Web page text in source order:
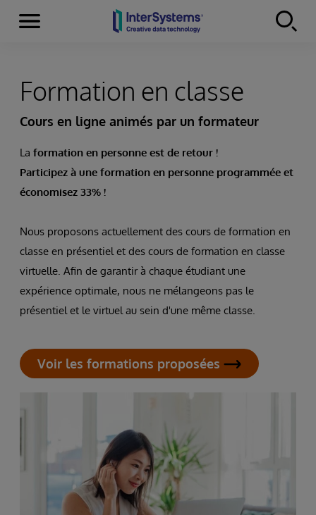
Skip to content
Menu
Formation en classe
Cours en ligne animés par un formateur
La formation en personne est de retour !
Participez à une formation en personne programmée et
économisez 33% !
Nous proposons actuellement des cours de formation en
classe en présentiel et des cours de formation en classe
virtuelle. Afin de garantir à chaque étudiant une
expérience optimale, nous ne mélangeons pas le
présentiel et le virtuel au sein d'une même classe.
Voir les formations proposées